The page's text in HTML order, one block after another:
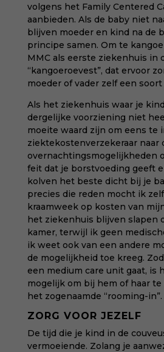
volgens het Family Centered
aanbieden. Als de baby niet
blijven moeder en kind na de
principe samen. Om te
MMC als eerste ziekenhuis in
“kangoeroevest”, dat ervoor
moeder of vader zelf een
Als het ziekenhuis waar je
dergelijke voorziening niet
moeite waard zijn om eens te
ziektekostenverzekeraar naar
overnachtingsmogelijkheden
feit dat je borstvoeding geeft
kolven het beste dicht bij je
precies die reden mocht ik
kraamweek op kosten van
het ziekenhuis blijven slapen
kamer, terwijl ik geen
ik weet ook van een andere
de mogelijkheid toe kreeg.
een medium care unit gaat, is
mogelijk om bij hem of haar
het zogenaamde “rooming-in”.
ZORG VOOR JEZELF
De tijd die je kind in de
vermoeiende. Zolang je